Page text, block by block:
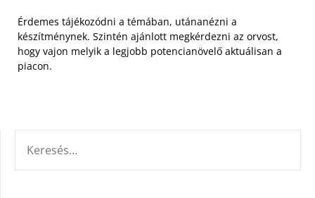
Érdemes tájékozódni a témában, utánanézni a
készítménynek. Szintén ajánlott megkérdezni az orvost,
hogy vajon melyik a legjobb potencianövelő aktuálisan a
piacon.